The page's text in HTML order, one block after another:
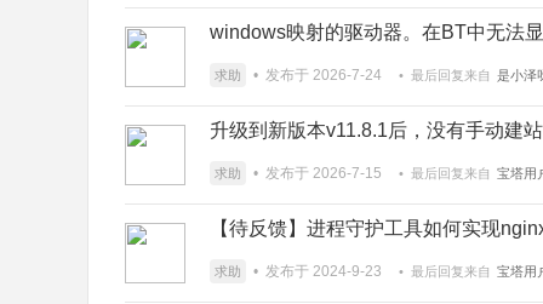
windows映射的驱动器。在BT中无法
求助 • 发布于 2026-7-24 • 最后回复来自 是小泽
升级到新版本v11.8.1后，没有手动建
求助 • 发布于 2026-7-15 • 最后回复来自 宝塔用
【待反馈】进程守护工具如何实现
求助 • 发布于 2024-9-23 • 最后回复来自 宝塔用